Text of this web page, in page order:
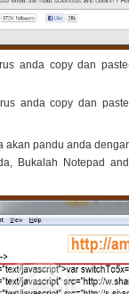
anda copy dan
anda copy dan
akan pandu anda
Bukalah Notepad